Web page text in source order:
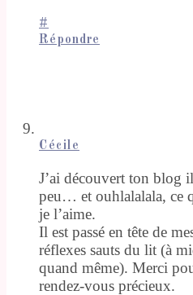
#
Répondre
Cécile
J’ai découvert ton blog
peu… et ouhlalalala, ce
je l’aime.
Il est passé en tête de
réflexes sauts du lit (à
quand même). Merci
rendez-vous précieux.